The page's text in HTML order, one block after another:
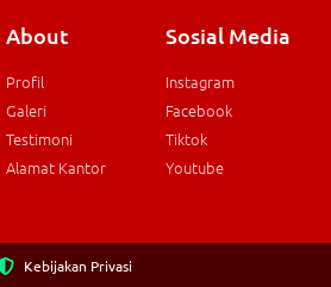
About
Profil
Galeri
Testimoni
Alamat Kantor
Sosial Media
Instagram
Facebook
Tiktok
Youtube
Kebijakan Privasi